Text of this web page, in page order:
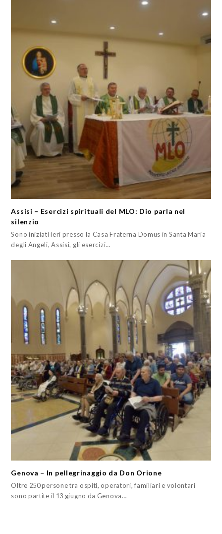
Assisi – Esercizi spirituali del MLO: Dio parla nel
silenzio
Sono iniziati ieri presso la Casa Fraterna Domus in Santa Maria
degli Angeli, Assisi, gli esercizi…
Genova – In pellegrinaggio da Don Orione
Oltre 250 persone tra ospiti, operatori, familiari e volontari
sono partite il 13 giugno da Genova…